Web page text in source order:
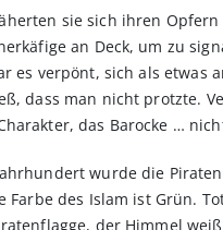
sie sich ihren
an Deck, um zu
es verpönt, sich als etwas
dass man nicht protzte.
das Barocke …
wurde die
Farbe des Islam ist Grün.
der Himmel